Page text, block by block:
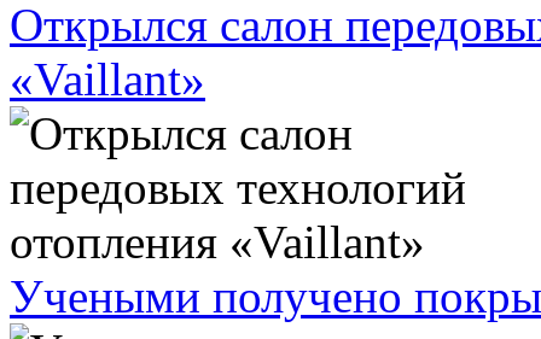
Открылся салон
«Vaillant»
Учеными получено